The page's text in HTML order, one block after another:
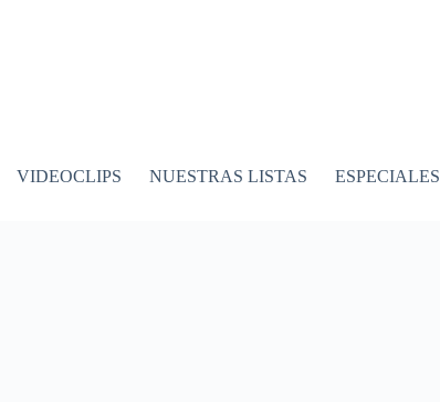
VIDEOCLIPS NUESTRAS LISTAS ESPECIALES